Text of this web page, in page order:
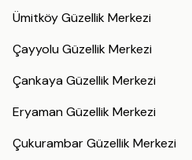
Ümitköy Güzellik Merkezi
Çayyolu Güzellik Merkezi
Çankaya Güzellik Merkezi
Eryaman Güzellik Merkezi
Çukurambar Güzellik Merkezi